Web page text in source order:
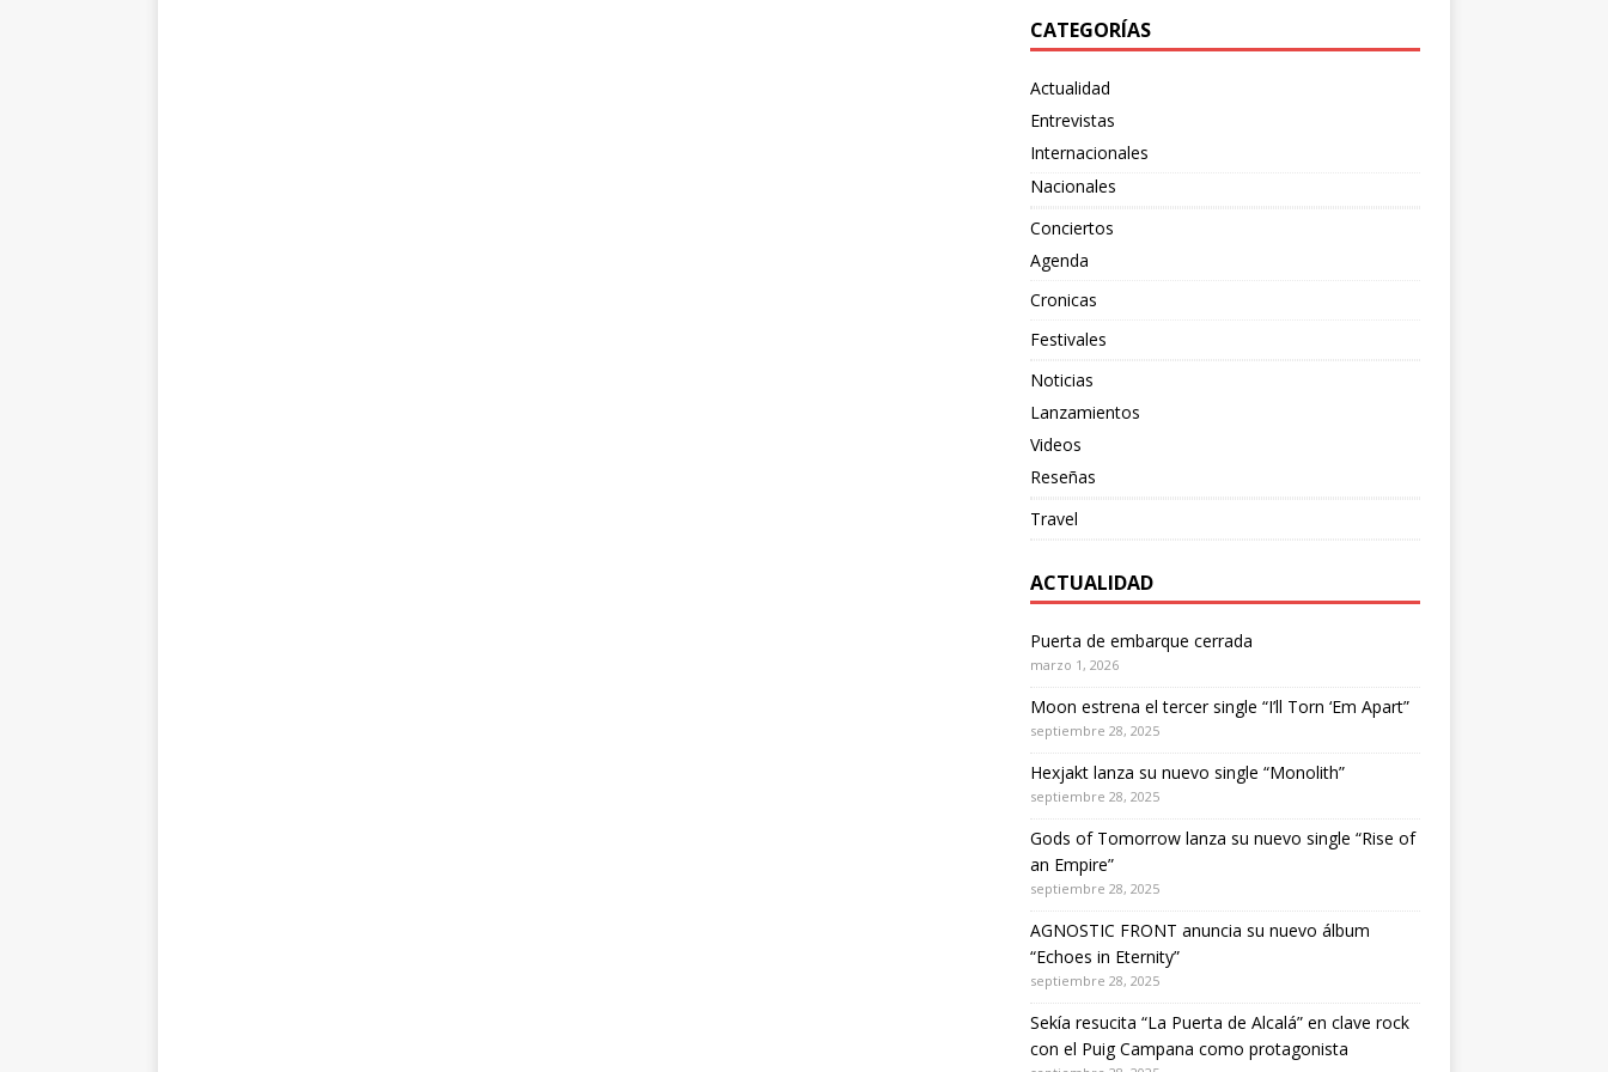
CATEGORÍAS
Actualidad
Entrevistas
Internacionales
Nacionales
Conciertos
Agenda
Cronicas
Festivales
Noticias
Lanzamientos
Videos
Reseñas
Travel
ACTUALIDAD
Puerta de embarque cerrada
marzo 1, 2026
Moon estrena el tercer single “I’ll Torn ‘Em Apart”
septiembre 28, 2025
Hexjakt lanza su nuevo single “Monolith”
septiembre 28, 2025
Gods of Tomorrow lanza su nuevo single “Rise of
an Empire”
septiembre 28, 2025
AGNOSTIC FRONT anuncia su nuevo álbum
“Echoes in Eternity”
septiembre 28, 2025
Sekía resucita “La Puerta de Alcalá” en clave rock
con el Puig Campana como protagonista